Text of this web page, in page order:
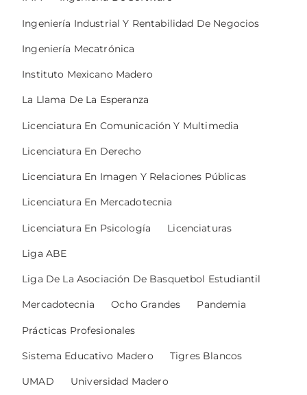
Ingeniería Industrial Y Rentabilidad De Negocios
Ingeniería Mecatrónica
Instituto Mexicano Madero
La Llama De La Esperanza
Licenciatura En Comunicación Y Multimedia
Licenciatura En Derecho
Licenciatura En Imagen Y Relaciones Públicas
Licenciatura En Mercadotecnia
Licenciatura En Psicología Licenciaturas
Liga ABE
Liga De La Asociación De Basquetbol Estudiantil
Mercadotecnia Ocho Grandes Pandemia
Prácticas Profesionales
Sistema Educativo Madero Tigres Blancos
UMAD Universidad Madero